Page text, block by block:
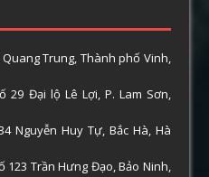
Trung, Thành phố Vinh,
29 Đại lộ Lê Lợi, P. Lam Sơn,
Nguyễn Huy Tự, Bắc Hà, Hà
123 Trần Hưng Đạo, Bảo Ninh,